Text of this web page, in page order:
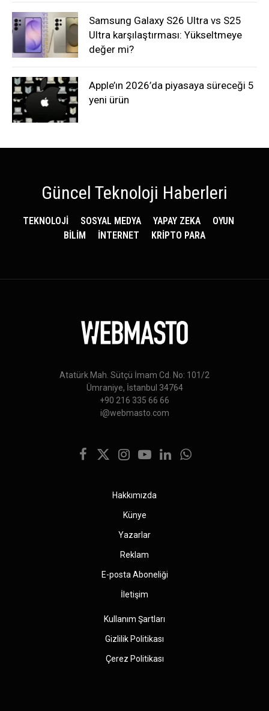
Samsung Galaxy S26 Ultra vs S25
Ultra karşılaştırması: Yükseltmeye
değer mi?
Apple’ın 2026’da piyasaya süreceği 5
yeni ürün
Güncel Teknoloji Haberleri
TEKNOLOJİ SOSYAL MEDYA YAPAY ZEKA
OYUN
BİLİM
İNTERNET KRİPTO PARA
Atatürk Mah. Sütçü İmam Cd. No: 101/2
Ümraniye, İstanbul 34764
+90 216 335 66 66
i@webmasto.com
Facebook
X
Instagram
YouTubeLinkedInWhatsApp
Hakkımızda
Künye
Yazarlar
Reklam
E-posta Aboneliği
İletişim
Kullanım Şartları
Gizlilik Politikası
Çerez Politikası